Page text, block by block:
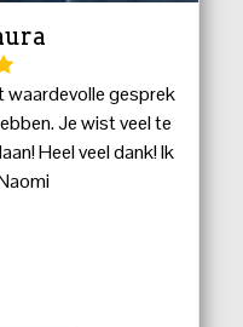
waardevolle gesprek
Je wist veel te
Heel veel dank! Ik